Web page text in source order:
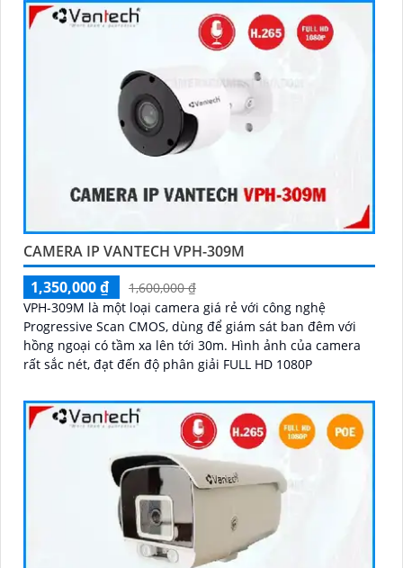
CAMERA IP VANTECH VPH-309M
1,350,000 ₫
1,600,000 ₫
VPH-309M là một loại camera giá rẻ với công nghệ
Progressive Scan CMOS, dùng để giám sát ban đêm với
hồng ngoại có tầm xa lên tới 30m. Hình ảnh của camera
rất sắc nét, đạt đến độ phân giải FULL HD 1080P